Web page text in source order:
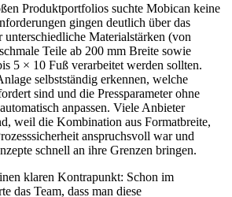
Produktportfolios suchte Mobican keine
gingen deutlich über das
unterschiedliche Materialstärken (von
Teile ab 200 mm Breite sowie
5 × 10 Fuß verarbeitet werden sollten.
selbstständig erkennen, welche
sind und die Pressparameter ohne
anpassen. Viele Anbieter
weil die Kombination aus Formatbreite,
anspruchsvoll war und
schnell an ihre Grenzen bringen.
klaren Kontrapunkt: Schon im
das Team, dass man diese